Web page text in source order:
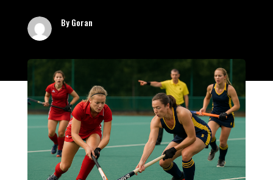
By Goran